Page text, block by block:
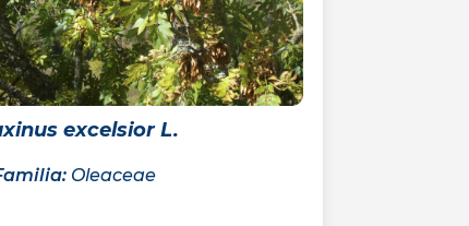
excelsior L.
: Oleaceae